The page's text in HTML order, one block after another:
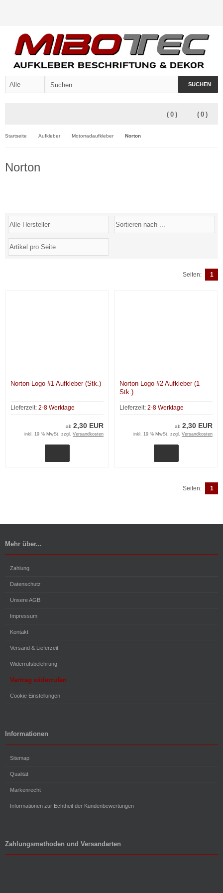
SUCHEN
( 0 )
( 0 )
Startseite Aufkleber Motorradaufkleber Norton
Norton
Seiten: 1
Norton Logo #1 Aufkleber (Stk.)
Lieferzeit: 2-8 Werktage
ab 2,30 EUR
inkl. 19 % MwSt. zzgl. Versandkosten
Norton Logo #2 Aufkleber (1
Stk.)
Lieferzeit: 2-8 Werktage
ab 2,30 EUR
inkl. 19 % MwSt. zzgl. Versandkosten
Seiten: 1
Mehr über...
Zahlung
Datenschutz
Unsere AGB
Impressum
Kontakt
Versand & Lieferzeit
Widerrufsbelehrung
Vertrag widerrufen
Cookie Einstellungen
Informationen
Sitemap
Qualität
Markenrecht
Informationen zur Echtheit der Kundenbewertungen
Zahlungsmethoden und Versandarten